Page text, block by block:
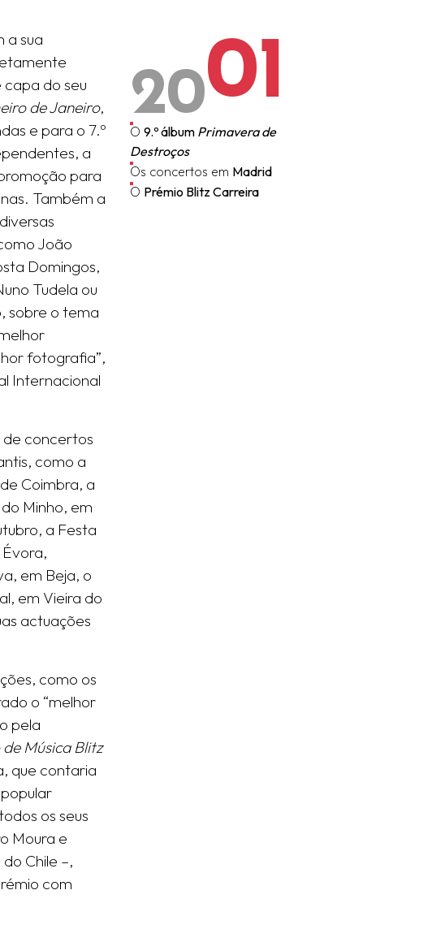
2001
O 9.º álbum Primavera de
Destroços
Os concertos em Madrid
O Prémio Blitz Carreira
a sua
do seu
de Janeiro,
e para o 7.º
a
para
Também a
João
Domingos,
Tudela ou
sobre o tema
fotografia”,
Internacional
concertos
como a
Coimbra, a
Minho, em
a Festa
em Beja, o
em Vieira do
actuações
como os
o “melhor
pela
Música Blitz
que contaria
os seus
Moura e
Chile –,
com